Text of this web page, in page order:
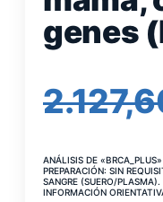
genes
ANÁLISIS DE
PREPARACIÓN: SIN
SANGRE (SUERO/
INFORMACIÓN